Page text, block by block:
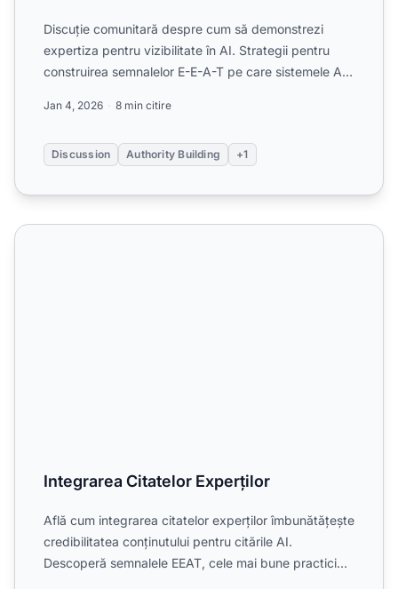
Discuție comunitară despre cum să demonstrezi
expertiza pentru vizibilitate în AI. Strategii pentru
construirea semnalelor E-E-A-T pe care sistemele AI
Jan 4, 2026 8 min citire
Discussion Authority Building +1
Integrarea Citatelor Experților
Integrarea Citatelor Experților
Află cum integrarea citatelor experților îmbunătățește
credibilitatea conținutului pentru citările AI.
Descoperă semnalele EEAT, cele mai bune practici